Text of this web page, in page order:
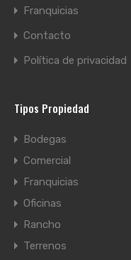
Franquicias
Contacto
Política de privacidad
Tipos Propiedad
Bodegas
Comercial
Franquicias
Oficinas
Rancho
Terrenos